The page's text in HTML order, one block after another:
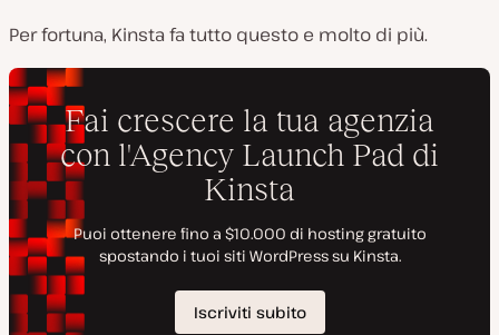
Per fortuna, Kinsta fa tutto questo e molto di più.